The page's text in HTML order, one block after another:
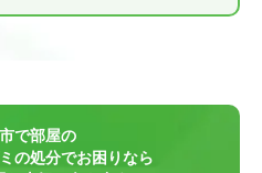
で部屋の
の処分でお困りなら